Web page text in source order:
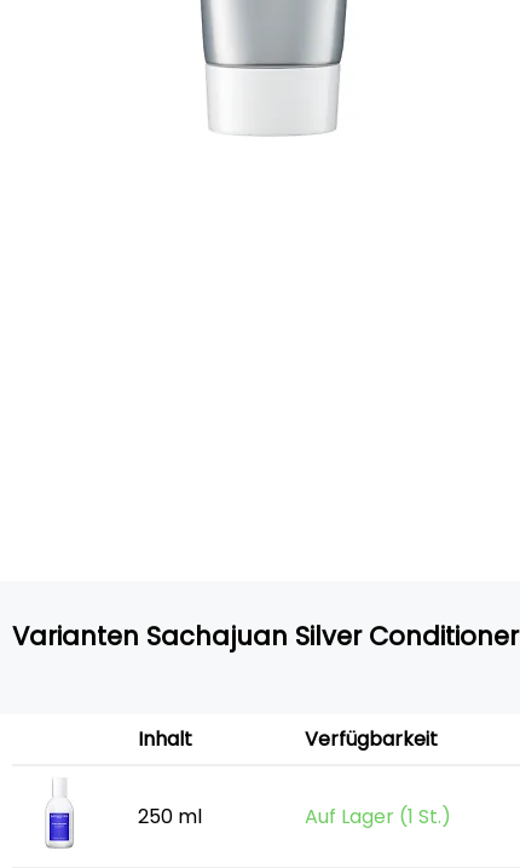
Varianten Sachajuan Silver Conditioner
Inhalt Verfügbarkeit
250 ml Auf Lager (1 St.)